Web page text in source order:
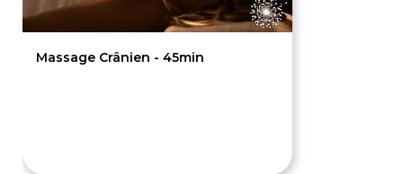
Massage Crânien - 45min